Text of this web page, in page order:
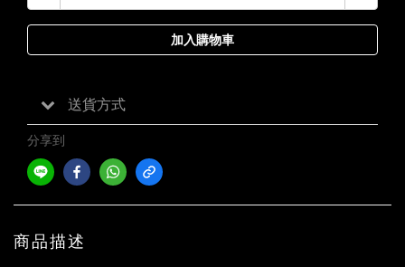
加入購物車
送貨方式
分享到
商品描述